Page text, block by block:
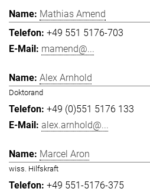
Mathias Amend
+49 551 5176-703
mamend@...
Alex Arnhold
Doktorand
+49 (0)551 5176 133
alex.arnhold@...
Marcel Aron
wiss. Hilfskraft
+49 551-5176-375